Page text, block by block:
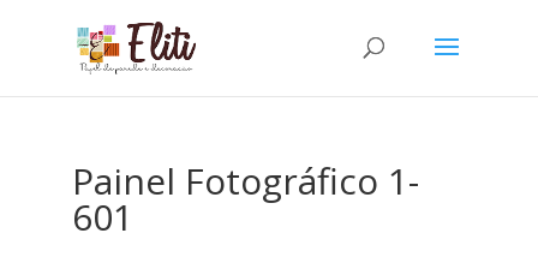
Painel Fotográfico 1-
601